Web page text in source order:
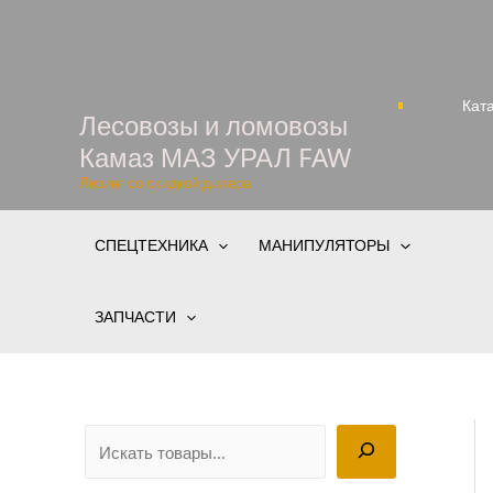
Лесовозы и ломовозы
Камаз МАЗ УРАЛ FAW
Лизинг со скидкой дилера
СПЕЦТЕХНИКА МАНИПУЛЯТОРЫ
ЗАПЧАСТИ